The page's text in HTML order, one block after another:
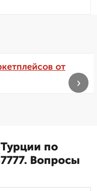
от
›
по
Вопросы